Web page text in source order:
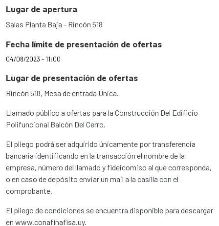
Lugar de apertura
Salas Planta Baja - Rincón 518
Fecha límite de presentación de ofertas
04/08/2023 - 11:00
Lugar de presentación de ofertas
Rincón 518, Mesa de entrada Única.
Llamado público a ofertas para la Construcción Del Edificio
Polifuncional Balcón Del Cerro.
El pliego podrá ser adquirido únicamente por transferencia
bancaria identificando en la transacción el nombre de la
empresa, número del llamado y fideicomiso al que corresponda,
o en caso de depósito enviar un mail a la casilla con el
comprobante.
El pliego de condiciones se encuentra disponible para descargar
en www.conafinafisa.uy.